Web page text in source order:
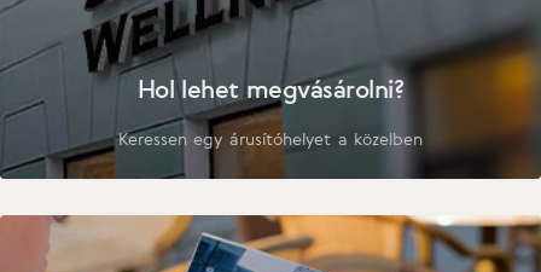
Hol lehet megvásárolni?
Keressen egy árusítóhelyet a közelben